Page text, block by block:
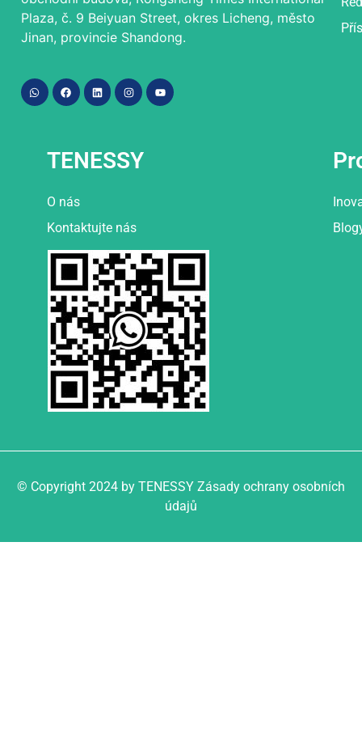
Plaza, č. 9 Beiyuan Street, okres Licheng, město
Jinan, provincie Shandong.
TENESSY
O nás
Kontaktujte nás
© Copyright 2024 by TENESSY Zásady ochrany osobních
údajů